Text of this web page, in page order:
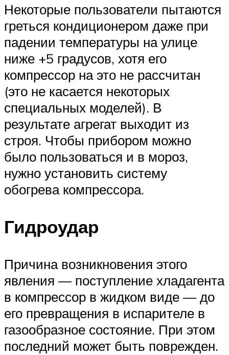
Некоторые пользователи пытаются
греться кондиционером даже при
падении температуры на улице
ниже +5 градусов, хотя его
компрессор на это не рассчитан
(это не касается некоторых
специальных моделей). В
результате агрегат выходит из
строя. Чтобы прибором можно
было пользоваться и в мороз,
нужно установить систему
обогрева компрессора.
Гидроудар
Причина возникновения этого
явления — поступление хладагента
в компрессор в жидком виде — до
его превращения в испарителе в
газообразное состояние. При этом
последний может быть поврежден.